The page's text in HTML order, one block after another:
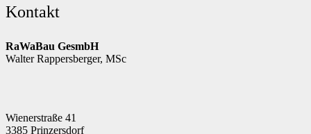
Kontakt
RaWaBau GesmbH
Walter Rappersberger, MSc
Wienerstraße 41
3385 Prinzersdorf